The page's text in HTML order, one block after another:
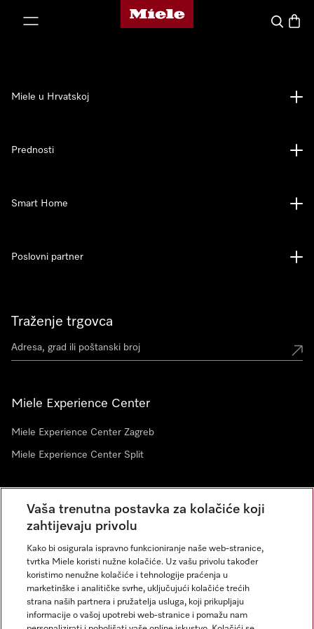
Miele početna stranica
Pretraga
Traženje trgovca
Miele Experience Center
Miele Experience Center Zagreb
Miele Experience Center Split
Newsletter
Miele u Hrvatskoj
Prednosti
Smart Home
Poslovni partner
Vaša trenutna postavka za kolačiće koji
zahtijevaju privolu
Kako bi osigurala ispravno funkcioniranje naše web-stranice,
tvrtka Miele koristi nužne kolačiće. Uz vašu privolu također
koristimo nenužne kolačiće i tehnologije praćenja u
marketinške i analitičke svrhe, uključujući kolačiće trećih
strana naših partnera i pružatelja usluga, koji prikupljaju
informacije o vašoj upotrebi web-stranice i pomažu nam